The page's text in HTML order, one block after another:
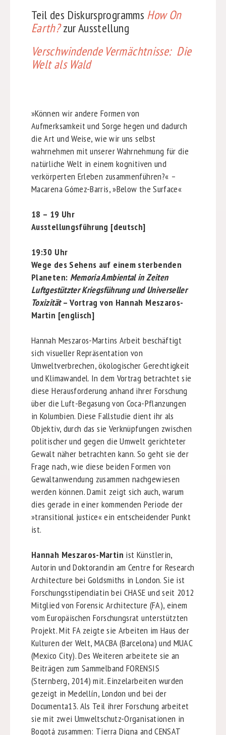
Teil des Diskursprogramms How On
Earth?zur Ausstellung
Verschwindende Vermächtnisse: Die
Welt als Wald
»Können wir andere Formen von
Aufmerksamkeit und Sorge hegen und dadurch
die Art und Weise, wie wir uns selbst
wahrnehmen mit unserer Wahrnehmung für die
natürliche Welt in einem kognitiven und
verkörperten Erleben zusammenführen?« –
Macarena Gómez-Barris,»Below the Surface«
18 – 19 Uhr
Ausstellungsführung [deutsch]
19:30 Uhr
Wege des Sehens auf einem sterbenden
Planeten: Memoria Ambiental in Zeiten
Luftgestützter Kriegsführung und Universeller
Toxizität– Vortrag von Hannah Meszaros-
Martin [englisch]
Hannah Meszaros-Martins Arbeit beschäftigt
sich visueller Repräsentation von
Umweltverbrechen, ökologischer Gerechtigkeit
und Klimawandel. In dem Vortrag betrachtet sie
diese Herausforderung anhand ihrer Forschung
über die Luft-Begasung von Coca-Pflanzungen
in Kolumbien. Diese Fallstudie dient ihr als
Objektiv, durch das sie Verknüpfungen zwischen
politischer und gegen die Umwelt gerichteter
Gewalt näher betrachten kann. So geht sie der
Frage nach, wie diese beiden Formen von
Gewaltanwendung zusammen nachgewiesen
werden können. Damit zeigt sich auch, warum
dies gerade in einer kommenden Periode der
»transitional justice«ein entscheidender Punkt
ist.
Hannah Meszaros-Martin ist Künstlerin,
Autorin und Doktorandin am Centre for Research
Architecture bei Goldsmiths in London. Sie ist
Forschungsstipendiatin bei CHASE und seit 2012
Mitglied von Forensic Architecture (FA), einem
vom Europäischen Forschungsrat unterstützten
Projekt. Mit FA zeigte sie Arbeiten im Haus der
Kulturen der Welt, MACBA (Barcelona) und MUAC
(Mexico City). Des Weiteren arbeitete sie an
Beiträgen zum Sammelband FORENSIS
(Sternberg, 2014) mit. Einzelarbeiten wurden
gezeigt in Medellín, London und bei der
Documenta13. Als Teil ihrer Forschung arbeitet
sie mit zwei Umweltschutz-Organisationen in
Bogotá zusammen: Tierra Digna and CENSAT